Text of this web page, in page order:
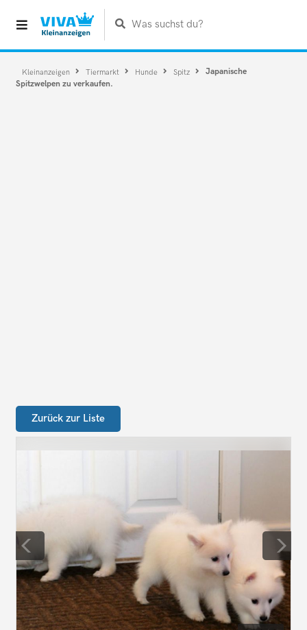
Was suchst du?
Kleinanzeigen Tiermarkt Hunde Spitz
Japanische
Spitzwelpen zu verkaufen.
Zurück zur Liste